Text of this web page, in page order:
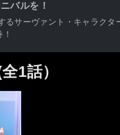
バルを！
るサーヴァント・キャラク
1話）